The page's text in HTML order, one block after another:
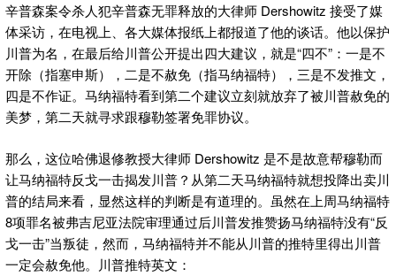
辛普森案令杀人犯辛普森无罪释放的大律师 Dershowitz 接受了媒
体采访，在电视上、各大媒体报纸上都报道了他的谈话。他以保护
川普为名，在最后给川普公开提出四大建议，就是“四不”：一是不
开除（指塞申斯），二是不赦免（指马纳福特），三是不发推文，
四是不作证。马纳福特看到第二个建议立刻就放弃了被川普赦免的
美梦，第二天就寻求跟穆勒签署免罪协议。
那么，这位哈佛退修教授大律师 Dershowitz 是不是故意帮穆勒而
让马纳福特反戈一击揭发川普？从第二天马纳福特就想投降出卖川
普的结局来看，显然这样的判断是有道理的。虽然在上周马纳福特
8项罪名被弗吉尼亚法院审理通过后川普发推赞扬马纳福特没有“反
戈一击”当叛徒，然而，马纳福特并不能从川普的推特里得出川普
一定会赦免他。川普推特英文：